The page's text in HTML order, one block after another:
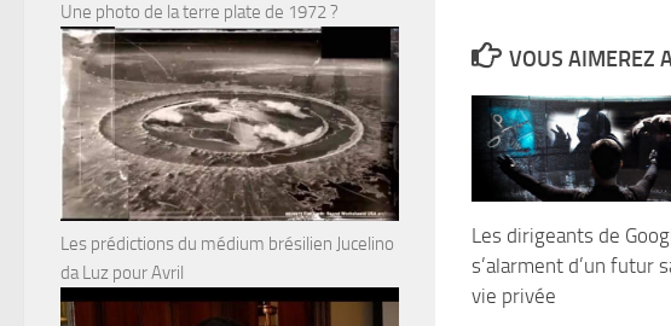
VOUS AIMEREZ
Les dirigeants de
s’alarment d’un futur
vie privée
Une photo de la terre plate de 1972 ?
Les prédictions du médium brésilien Jucelino
da Luz pour Avril